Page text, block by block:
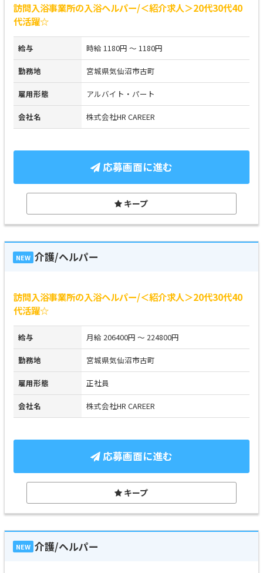
訪問入浴事業所の入浴ヘルパー/＜紹介求人＞20代30代40
代活躍☆
給与 時給 1180円 ～ 1180円
勤務地 宮城県気仙沼市古町
雇用形態 アルバイト・パート
会社名 株式会社HR CAREER
応募画面に進む
キープ
NEW 介護/ヘルパー
訪問入浴事業所の入浴ヘルパー/＜紹介求人＞20代30代40
代活躍☆
給与 月給 206400円 ～ 224800円
勤務地 宮城県気仙沼市古町
雇用形態 正社員
会社名 株式会社HR CAREER
応募画面に進む
キープ
NEW 介護/ヘルパー